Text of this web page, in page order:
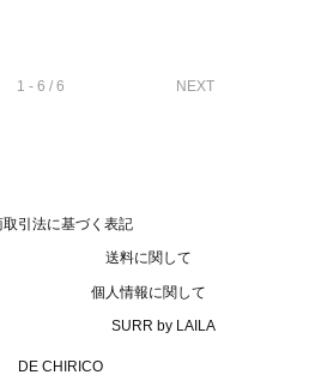
1 - 6 / 6 NEXT
取引法に基づく表記
送料に関して
個人情報に関して
SURR by LAILA
DE CHIRICO